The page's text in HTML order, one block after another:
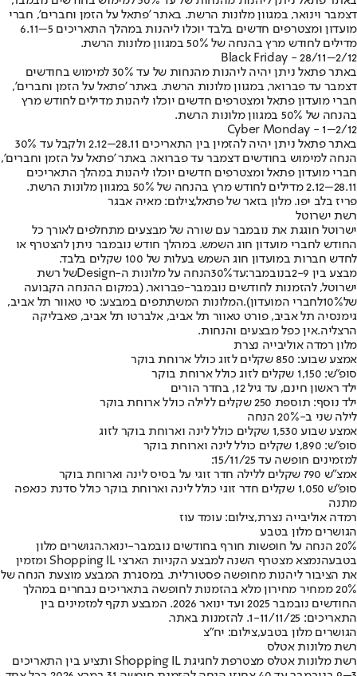
דצמבר וינואר, במגוון מלונות הרשת. באתר 'פתאל על הזמן וחברים', חברי
מועדון ומצטרפים חדשים בלבד יוכלו ליהנות במהלך התאריכים 5–6.11
מדילים לחודש מרץ בהנחה של 50% במגוון מלונות הרשת.
Black Friday - 28/11–2/12
באתר פתאל ניתן יהיה ליהנות מהנחות של עד 30% למימוש בחודשים
דצמבר עד פברואר, במגוון מלונות הרשת. באתר 'פתאל על הזמן וחברים',
חברי מועדון פתאל ומצטרפים חדשים יוכלו ליהנות מדילים לחודש מרץ
בהנחה של 50% במגוון מלונות הרשת.
Cyber Monday - 1–2/12
באתר פתאל ניתן יהיה להזמין בין התאריכים 28.11–2.12 ולקבל עד 30%
הנחה למימוש בחודשים דצמבר עד פברואר. באתר 'פתאל על הזמן וחברים',
חברי מועדון פתאל ומצטרפים חדשים יוכלו ליהנות במהלך התאריכים
28.11–2.12 מדילים לחודש מרץ בהנחה של 50% במגוון מלונות הרשת.
פריז בלב יפו. מלון בזאר של פתאל,צילום: מאיה אבגר
רשת ישרוטל
ישרוטל חוגגת את נובמבר עם שורה של מבצעים מתחלפים לאורך כל
החודש לחברי מועדון חוג השמש. במהלך חודש נובמבר ניתן להצטרף או
לחדש חברות במועדון חוג השמש בעלות של 100 שקלים בלבד
.
מבצע בין 2 -9 בנובמבר:עד30%הנחה על מלונות ה-Design
של רשת
ישרוטל, להזמנות לחודשים נובמבר-פברואר, (במקום ההנחה הקבועה
של10%לחברי המועדון).המלונות המשתתפים במבצע: סי טאוור תל אביב,
גימנסיה תל אביב, פורט טאוור תל אביב, אלברטו תל אביב, פאבליקה
הרצליה.אין כפל מבצעים והנחות.
מלון רמדה אוליבייה נצרת
אמצע שבוע: 850 שקלים לזוג כולל ארוחת בוקר
סופ"ש: 1,150 שקלים לזוג כולל ארוחת בוקר
ילד ראשון חינם, עד גיל 12, בחדר הורים
ילד נוסף: תוספת 250 שקלים ללילה כולל ארוחת בוקר
לילה שני ב-20% הנחה
אמצע שבוע 1,530 שקלים כולל לינה וארוחת בוקר לזוג
סופ"ש: 1,890 שקלים כולל לינה וארוחת בוקר
למזמינים חופשה עד 15/11/25:
אמצ"ש 790 שקלים ללילה חדר זוגי על בסיס לינה וארוחת בוקר
סופ"ש 1,050 שקלים חדר זוגי כולל לינה וארוחת בוקר כולל סדנת כנאפה
מתנה
רמדה אוליבייה נצרת,צילום: עומד עוז
הגושרים מלון בטבע
20% הנחה על חופשות חורף בחודשים נובמבר-ינואר.
הגושרים מלון
בטבע
הנמצא מצטרף השנה למבצע הקניות הארצי Shopping IL ומזמין
את הציבור ליהנות מחופשה פסטורלית. במסגרת המבצע מוצעת הנחה של
20% ממחיר מחירון מלא בהזמנות לחופשה בתאריכים נבחרים במהלך
החודשים נובמבר 2025 ועד ינואר 2026. המבצע תקף למזמינים בין
התאריכים: 1-11/11/25. להזמנות באתר.
הגושרים מלון בטבע,צילום: יח"צ
רשת מלונות אטלס
רשת מלונות אטלס מצטרפת לחגיגת Shopping IL ותציע בין התאריכים